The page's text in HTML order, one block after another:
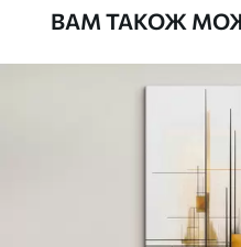
Від290.00грн
Яскраві, насичені кольори
Поверхня з текстурою
Екологічний матеріал
ВАМ ТАКОЖ